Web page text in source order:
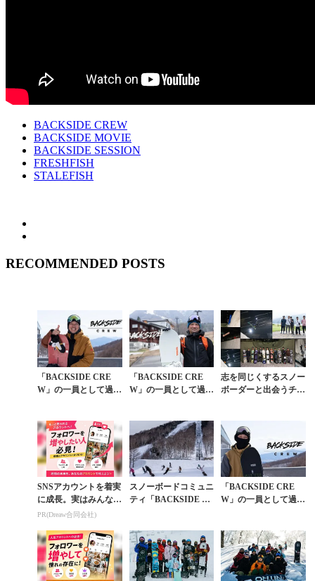
BACKSIDE CREW
BACKSIDE MOVIE
BACKSIDE SESSION
FRESHFISH
STALEFISH
RECOMMENDED POSTS
「BACKSIDE CRE
W」の一員として過ご
4】...
「BACKSIDE CRE
W」の一員として過ご
2】...
志を同じくするスノー
ボーダーと出会うチャ
イみ...
SNSアカウントを着実
に成長。実はみんなコ
コ使ってます。
PR(Dreaw合同会社)
スノーボードコミュニ
ティ「BACKSIDE C
-22シーズ...
「BACKSIDE CRE
W」の一員として過ご
1】...